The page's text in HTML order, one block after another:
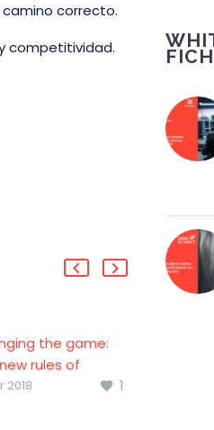
correcto.
competitividad.
the game:
rules of
Experience 1
2018